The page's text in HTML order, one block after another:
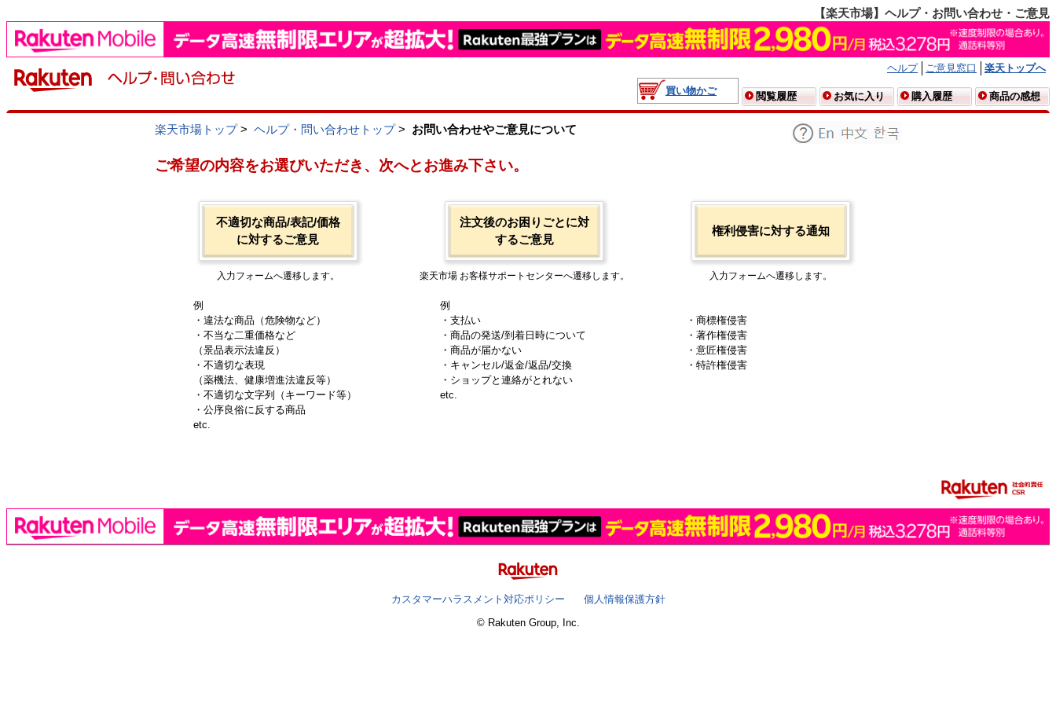
【楽天市場】ヘルプ・お問い合わせ・ご意見
ヘルプ ご意見窓口
楽天トップへ
買い物かご
閲覧履歴 お気に入り 購入履歴 商品の感想
楽天市場トップ> ヘルプ・問い合わせトップ> お問い合わせやご意見について
ご希望の内容をお選びいただき、次へとお進み下さい。
不適切な商品/表記/価格
に対するご意見
入力フォームへ遷移します。
例
・違法な商品（危険物など）
・不当な二重価格など
（景品表示法違反）
・不適切な表現
（薬機法、健康増進法違反等）
・不適切な文字列（キーワード等）
・公序良俗に反する商品
etc.
注文後のお困りごとに対
するご意見
楽天市場 お客様サポートセンターへ遷移します。
例
・支払い
・商品の発送/到着日時について
・商品が届かない
・キャンセル/返金/返品/交換
・ショップと連絡がとれない
etc.
権利侵害に対する通知
入力フォームへ遷移します。
・商標権侵害
・著作権侵害
・意匠権侵害
・特許権侵害
カスタマーハラスメント対応ポリシー
個人情報保護方針
© Rakuten Group, Inc.